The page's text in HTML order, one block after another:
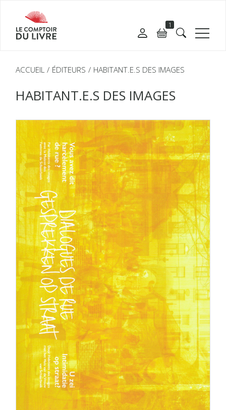
1
ACCUEIL ÉDITEURS HABITANT.E.S DES IMAGES
HABITANT.E.S DES IMAGES